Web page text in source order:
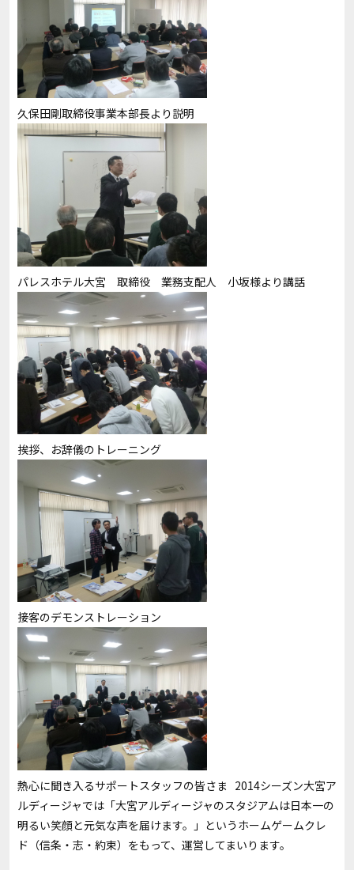
久保田剛取締役事業本部長より説明
パレスホテル大宮 取締役 業務支配人 小坂様より講話
挨拶、お辞儀のトレーニング
接客のデモンストレーション
熱心に聞き入るサポートスタッフの皆さま 2014シーズン大宮ア
ルディージャでは「大宮アルディージャのスタジアムは日本一の
明るい笑顔と元気な声を届けます。」というホームゲームクレ
ド（信条・志・約束）をもって、運営してまいります。